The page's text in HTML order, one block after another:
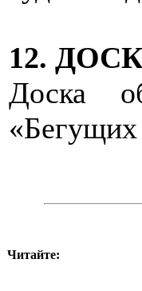
12.
Доска
«Бегущих
Читайте: